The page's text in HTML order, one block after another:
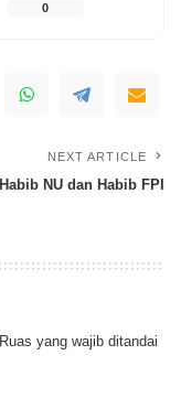
0
NEXT ARTICLE
Habib NU dan Habib FPI
Ruas yang wajib ditandai